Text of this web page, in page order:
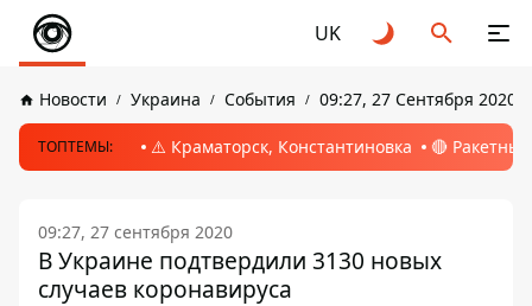
UK
Новости Украина События 09:27, 27 Сентября 2020
ТОПТЕМЫ: ⚠️ Краматорск, Константиновка 🔴
09:27, 27 сентября 2020
В Украине подтвердили 3130 новых
случаев коронавируса